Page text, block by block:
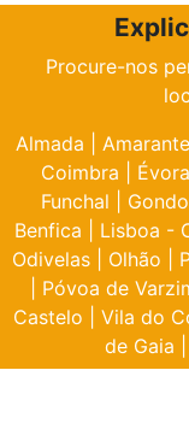
Procure-nos
Almada
Amarante
Coimbra
Évora
Funchal
Benfica
Lisboa -
Odivelas
Olhão
Póvoa de
Castelo
Vila do
de Gaia